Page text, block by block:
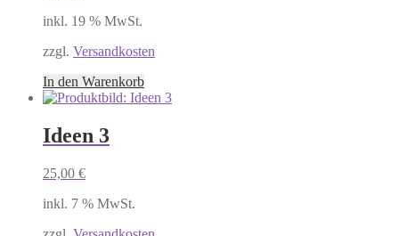
inkl. 19 % MwSt.
zzgl. Versandkosten
In den Warenkorb
Ideen 3
25,00 €
inkl. 7 % MwSt.